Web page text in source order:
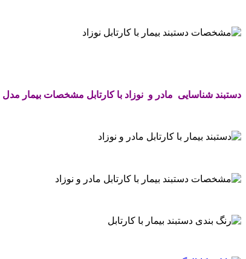
دستبند شناسایی مادر و نوزاد با کارتابل مشخصات بیمار مدل